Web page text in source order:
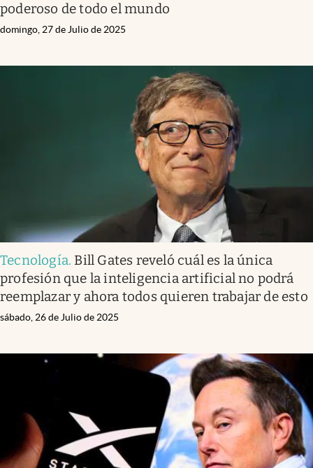
poderoso de todo el mundo
domingo, 27 de Julio de 2025
Tecnología. Bill Gates reveló cuál es la única
profesión que la inteligencia artificial no podrá
reemplazar y ahora todos quieren trabajar de esto
sábado, 26 de Julio de 2025